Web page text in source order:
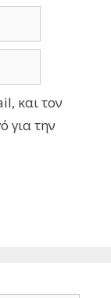
και τον
για την